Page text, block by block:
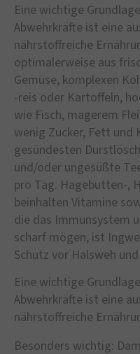
Eine wichtige
Abwehrkräfte ist eine
nährstoffreiche
optimalerweise aus
Gemüse, komplexen
-reis oder Kartoffeln,
wie Fisch, magerem
wenig Zucker, Fett und
gesündesten
und/oder ungesüßte
pro Tag. Hagebutten-,
beinhalten Vitamine
die das Immunsystem
scharf mögen, ist
Schutz vor Halsweh und
Eine wichtige
Abwehrkräfte ist eine
nährstoffreiche
Besonders wichtig: